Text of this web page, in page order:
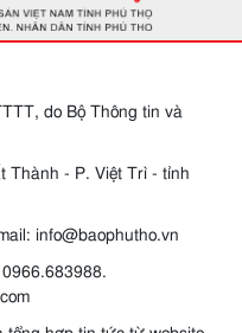
do Bộ Thông tin và
Thành - P. Việt Trì - tỉnh
info@baophutho.vn